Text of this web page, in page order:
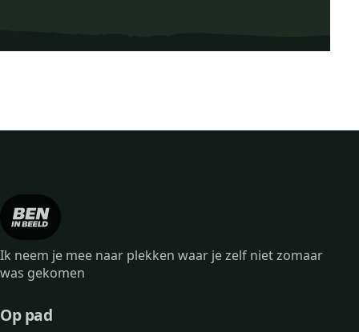
Ik neem je mee naar plekken waar je zelf niet zomaar
was gekomen
Op pad